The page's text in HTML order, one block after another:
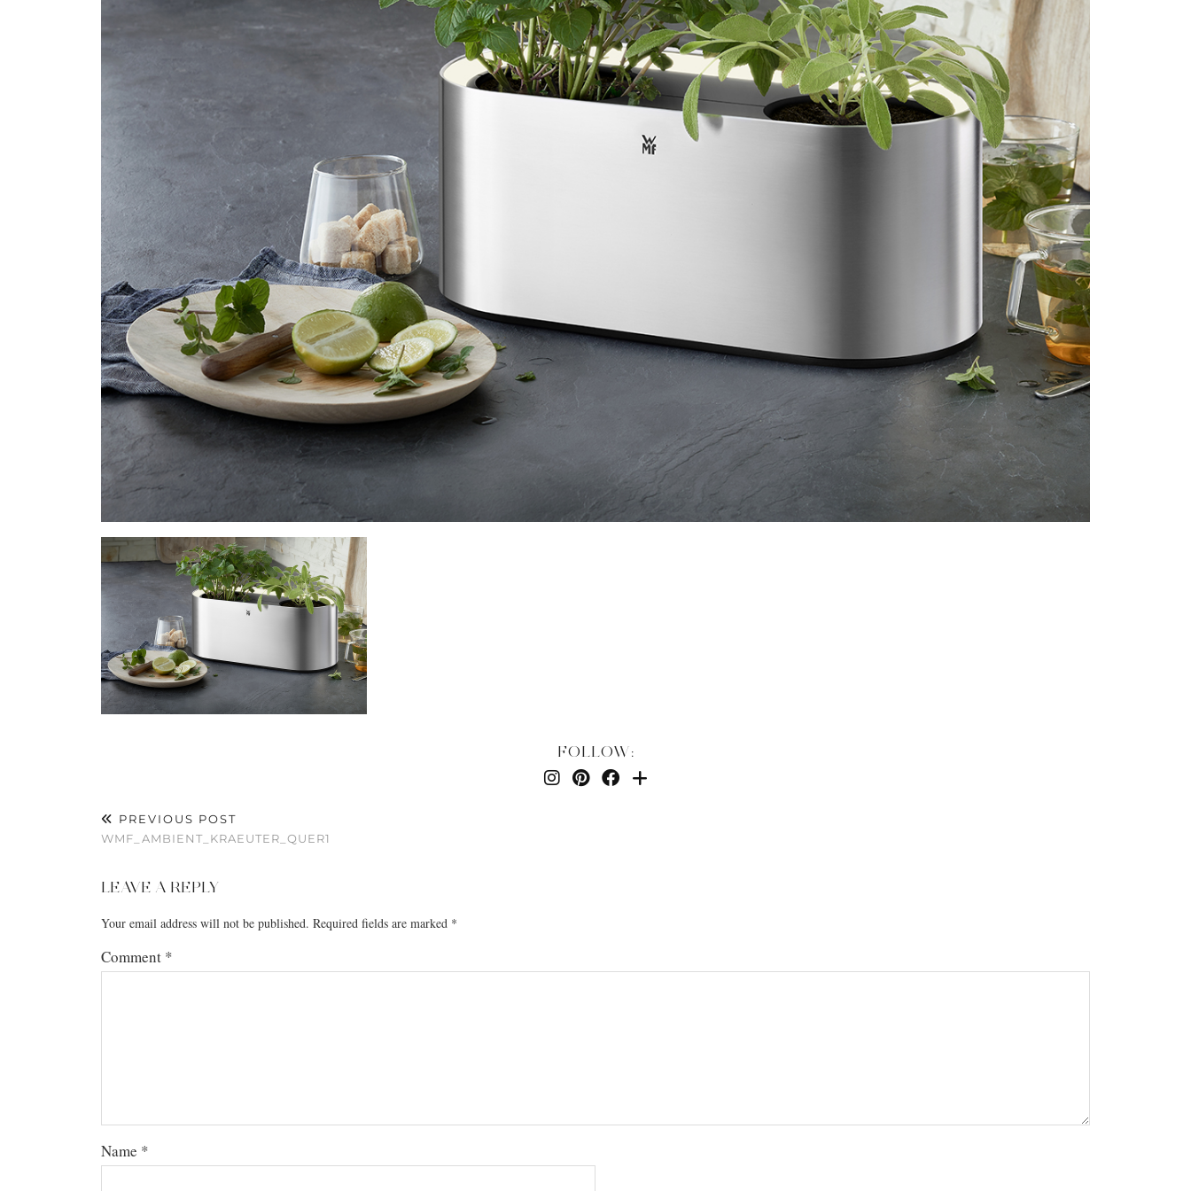
FOLLOW:
PREVIOUS POST
WMF_AMBIENT_KRAEUTER_QUER1
LEAVE A REPLY
Your email address will not be published. Required fields are marked *
Comment *
Name *